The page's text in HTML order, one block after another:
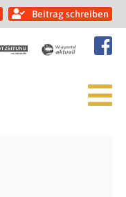
Beitrag schreiben